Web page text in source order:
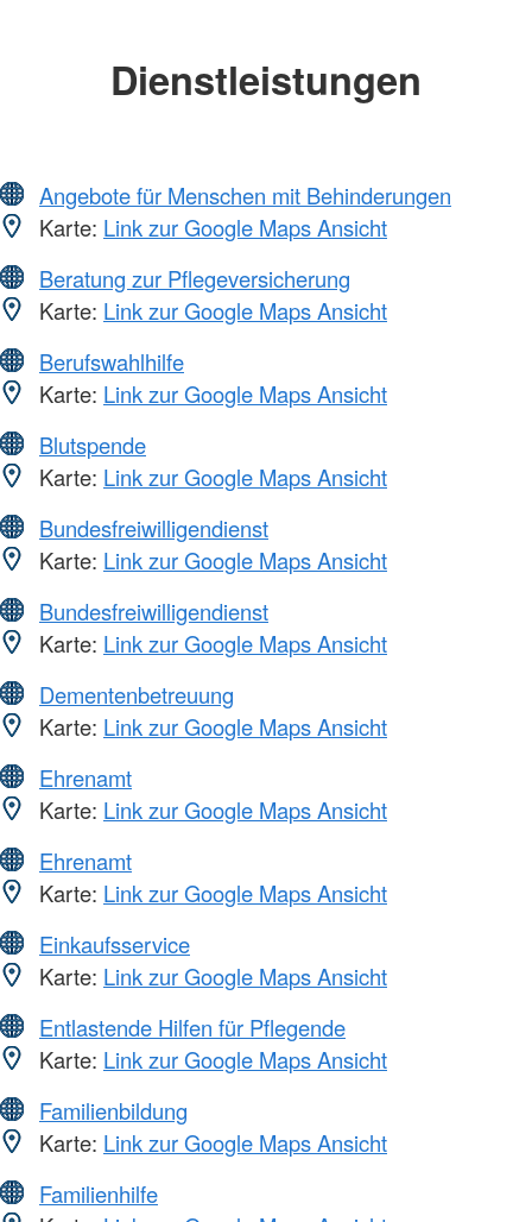
Dienstleistungen
Angebote für Menschen mit Behinderungen
Karte: Link zur Google Maps Ansicht
Beratung zur Pflegeversicherung
Karte: Link zur Google Maps Ansicht
Berufswahlhilfe
Karte: Link zur Google Maps Ansicht
Blutspende
Karte: Link zur Google Maps Ansicht
Bundesfreiwilligendienst
Karte: Link zur Google Maps Ansicht
Bundesfreiwilligendienst
Karte: Link zur Google Maps Ansicht
Dementenbetreuung
Karte: Link zur Google Maps Ansicht
Ehrenamt
Karte: Link zur Google Maps Ansicht
Ehrenamt
Karte: Link zur Google Maps Ansicht
Einkaufsservice
Karte: Link zur Google Maps Ansicht
Entlastende Hilfen für Pflegende
Karte: Link zur Google Maps Ansicht
Familienbildung
Karte: Link zur Google Maps Ansicht
Familienhilfe